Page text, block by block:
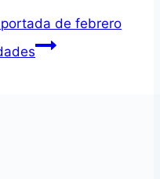
de febrero